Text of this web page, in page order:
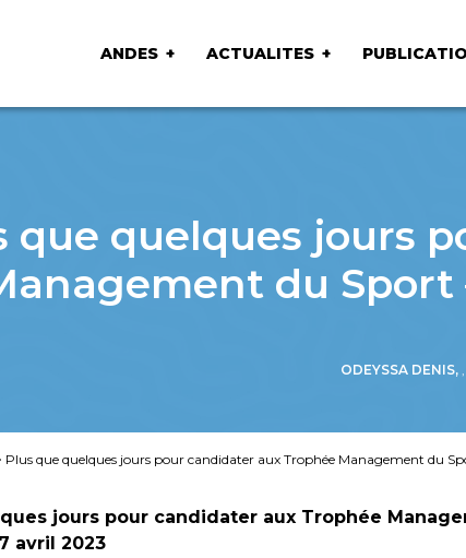
ANDES ACTUALITES
que quelques jours
du Sport
ODEYSSA DENIS,
Plus que quelques jours pour candidater aux Trophée Management du
jours pour candidater aux Trophée
avril 2023